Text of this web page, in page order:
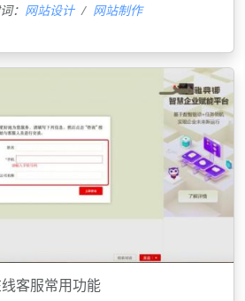
： 网站设计
网站制作
客服常用功能